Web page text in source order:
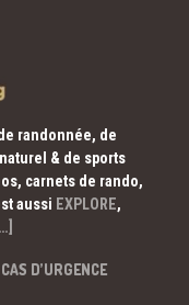
randonnée, de
& de sports
carnets de rando,
aussi EXPLORE,
[…]
D’URGENCE